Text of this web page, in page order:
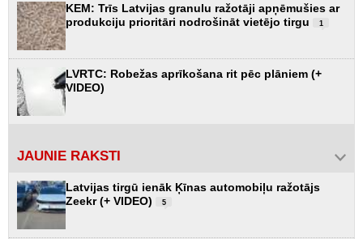
KEM: Trīs Latvijas granulu ražotāji apņēmušies ar
produkciju prioritāri nodrošināt vietējo tirgu
1
LVRTC: Robežas aprīkošana rit pēc plāniem (+
VIDEO)
JAUNIE RAKSTI
Latvijas tirgū ienāk Ķīnas automobiļu ražotājs
Zeekr (+ VIDEO)
5